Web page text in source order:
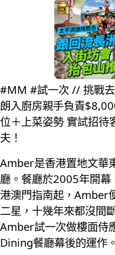
#MM #試一次 // 挑戰
朗入廚房親手負責
位＋上菜姿勢 實試招待
夫！
Amber是香港置地文華
廳。餐廳於2005年開
港澳門指南起，Amber
二星，十幾年來都沒間
Amber試一次做樓面侍
Dining餐廳幕後的運作。